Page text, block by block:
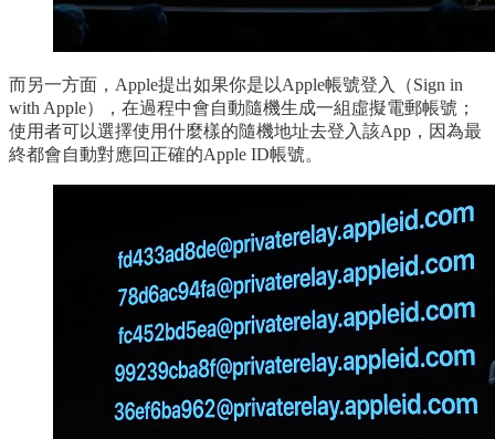
而另一方面，Apple提出如果你是以Apple帳號登入（Sign in
with Apple），在過程中會自動隨機生成一組虛擬電郵帳號；
使用者可以選擇使用什麼樣的隨機地址去登入該App，因為最
終都會自動對應回正確的Apple ID帳號。